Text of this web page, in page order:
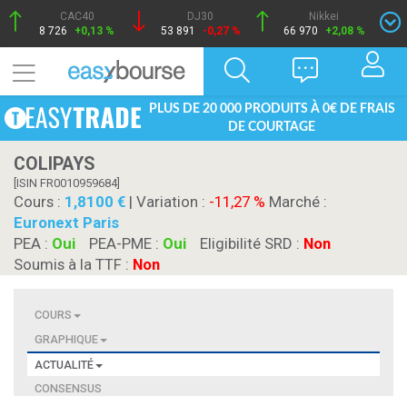
CAC40
8 726
+0,13 %
DJ30
53 891
-0,27 %
Nikkei
66 970
+2,08 %
PLUS DE 20 000 PRODUITS À 0€ DE FRAIS
DE COURTAGE
COLIPAYS
[ISIN FR0010959684]
Cours : 1,8100 | Variation : -11,27 % Marché :
Euronext Paris
PEA : Oui PEA-PME : Oui Eligibilité SRD : Non
Soumis à la TTF : Non
COURS
GRAPHIQUE
ACTUALITÉ
CONSENSUS